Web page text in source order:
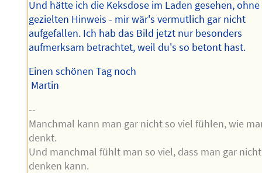
Und hätte ich die Keksdose im Laden gesehen, ohne
gezielten Hinweis - mir wär's vermutlich gar nicht
aufgefallen. Ich hab das Bild jetzt nur besonders
aufmerksam betrachtet, weil du's so betont hast.
Einen schönen Tag noch
Martin
--
Manchmal kann man gar nicht so viel fühlen, wie
denkt.
Und manchmal fühlt man so viel, dass man gar nicht
denken kann.